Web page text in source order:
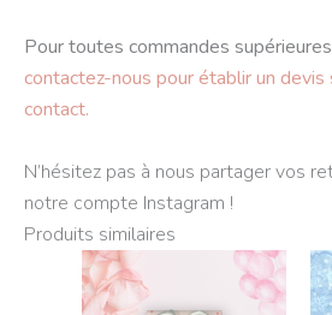
Pour toutes commandes
contactez-nous pour établir un devis
contact.
N’hésitez pas à nous partager vos
notre compte Instagram !
Produits similaires
Plage
Ce